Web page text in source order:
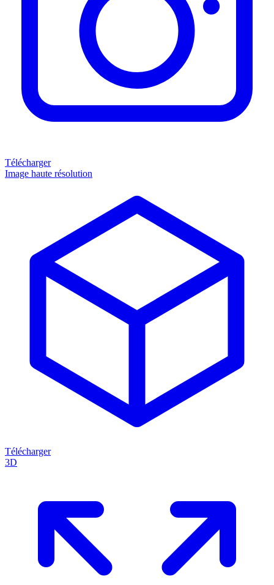
Télécharger
Image haute résolution
Télécharger
3D